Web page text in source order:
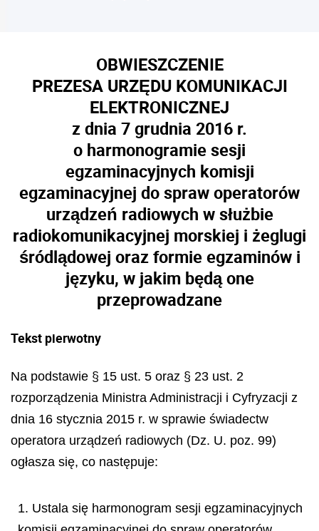
OBWIESZCZENIE
PREZESA URZĘDU KOMUNIKACJI
ELEKTRONICZNEJ
z dnia 7 grudnia 2016 r.
o harmonogramie sesji
egzaminacyjnych komisji
egzaminacyjnej do spraw operatorów
urządzeń radiowych w służbie
radiokomunikacyjnej morskiej i żeglugi
śródlądowej oraz formie egzaminów i
języku, w jakim będą one
przeprowadzane
Tekst pierwotny
Na podstawie § 15 ust. 5 oraz § 23 ust. 2
rozporządzenia Ministra Administracji i Cyfryzacji z
dnia 16 stycznia 2015 r. w sprawie świadectw
operatora urządzeń radiowych (Dz. U. poz. 99)
ogłasza się, co następuje:
1. Ustala się harmonogram sesji egzaminacyjnych